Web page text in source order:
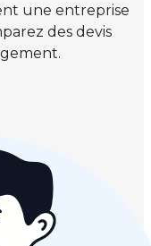
une entreprise
des devis